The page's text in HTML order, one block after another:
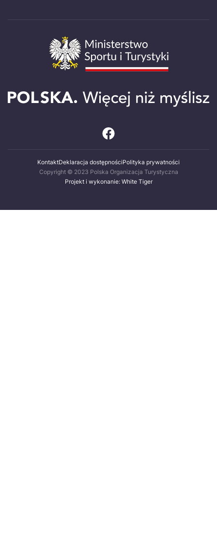
KontaktDeklaracja dostępnościPolityka prywatności
Copyright © 2023 Polska Organizacja Turystyczna
Projekt i wykonanie: White Tiger